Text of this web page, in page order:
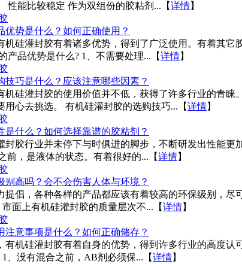
性能比较稳定 作为双组份的胶粘剂... 【详情】
优势是什么？如何正确使用？
机硅灌封胶有着诸多优势，得到了广泛使用。有着其
产品优势是什么? 1、不需要处理... 【详情】
技巧是什么？应该注意哪些因素？
机硅灌封胶的使用价值并不低，获得了许多行业的青
用心去挑选。 有机硅灌封胶的选购技巧... 【详情】
是什么？如何选择靠谱的胶粘剂？
封胶行业并未停下与时俱进的脚步，不断研发出性能
前，是液体的状态。有着很好的... 【详情】
别高吗？会不会伤害人体与环境？
提倡，各种各样的产品都应该有着较高的环保级别，
面上有机硅灌封胶的质量层次不... 【详情】
注意事项是什么？如何正确储存？
有机硅灌封胶有着自身的优势，得到许多行业的高度
1、没有混合之前，AB剂必须保... 【详情】